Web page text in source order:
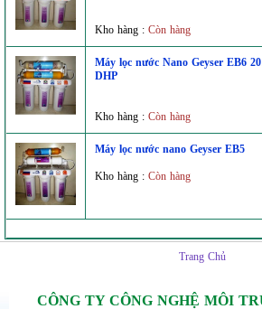
Kho hàng : Còn hàng
Máy lọc nước Nano Geyser EB6
DHP
Kho hàng : Còn hàng
Máy lọc nước nano Geyser EB5
Kho hàng : Còn hàng
Trang Chủ
CÔNG TY CÔNG NGHỆ MÔI